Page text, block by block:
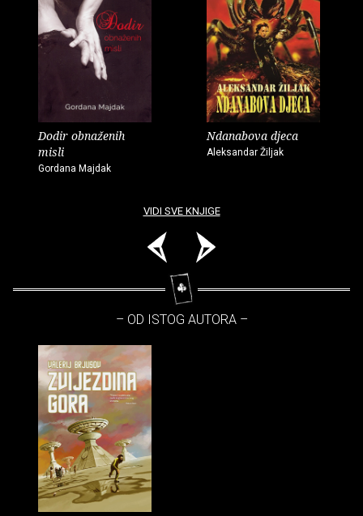
Dodir obnaženih
misli
Gordana Majdak
Ndanabova djeca
Aleksandar Žiljak
VIDI SVE KNJIGE
– OD ISTOG AUTORA –